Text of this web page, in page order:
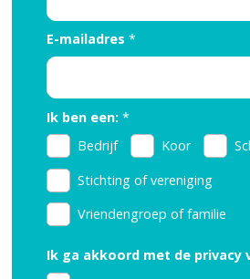
E-mailadres *
Ik ben een: *
Bedrijf
Koor
Stichting of vereniging
Vriendengroep of familie
Ik ga akkoord met de privacy